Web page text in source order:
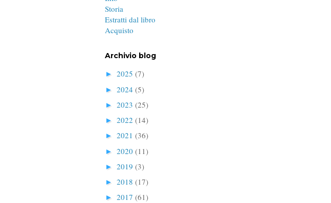
Storia
Estratti dal libro
Acquisto
Archivio blog
► 2025 (7)
► 2024 (5)
► 2023 (25)
► 2022 (14)
► 2021 (36)
► 2020 (11)
► 2019 (3)
► 2018 (17)
► 2017 (61)